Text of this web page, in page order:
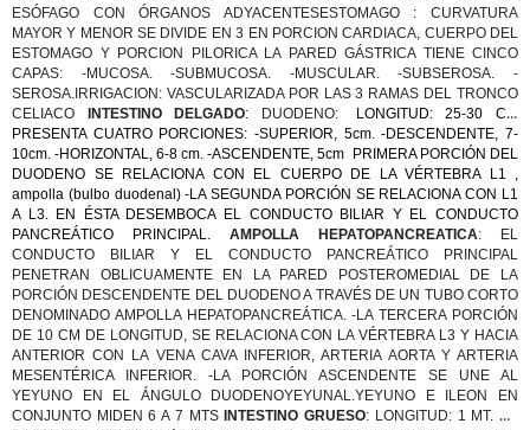
ESÓFAGO CON ÓRGANOS ADYACENTESESTOMAGO : CURVATURA
MAYOR Y MENOR SE DIVIDE EN 3 EN PORCION CARDIACA, CUERPO DEL
ESTOMAGO Y PORCION PILORICA LA PARED GÁSTRICA TIENE CINCO
CAPAS: -MUCOSA. -SUBMUCOSA. -MUSCULAR. -SUBSEROSA. -
SEROSA.IRRIGACION: VASCULARIZADA POR LAS 3 RAMAS DEL TRONCO
CELIACO
INTESTINO DELGADO: DUODENO: - LONGITUD: 25-30 CM
PRESENTA CUATRO PORCIONES: -SUPERIOR, 5cm. -DESCENDENTE, 7-
10cm. -HORIZONTAL, 6-8 cm. -ASCENDENTE, 5cm- PRIMERA PORCIÓN DEL
DUODENO SE RELACIONA CON EL CUERPO DE LA VÉRTEBRA L1 ,
ampolla (bulbo duodenal) -LA SEGUNDA PORCIÓN SE RELACIONA CON L1
A L3. EN ÉSTA DESEMBOCA EL CONDUCTO BILIAR Y EL CONDUCTO
PANCREÁTICO PRINCIPAL. AMPOLLA HEPATOPANCREATICA: EL
CONDUCTO BILIAR Y EL CONDUCTO PANCREÁTICO PRINCIPAL
PENETRAN OBLICUAMENTE EN LA PARED POSTEROMEDIAL DE LA
PORCIÓN DESCENDENTE DEL DUODENO A TRAVÉS DE UN TUBO CORTO
DENOMINADO AMPOLLA HEPATOPANCREÁTICA. -LA TERCERA PORCIÓN
DE 10 CM DE LONGITUD, SE RELACIONA CON LA VÉRTEBRA L3 Y HACIA
ANTERIOR CON LA VENA CAVA INFERIOR, ARTERIA AORTA Y ARTERIA
MESENTÉRICA INFERIOR. -LA PORCIÓN ASCENDENTE SE UNE AL
YEYUNO EN EL ÁNGULO DUODENOYEYUNAL.YEYUNO E ILEON EN
CONJUNTO MIDEN 6 A 7 MTS
INTESTINO GRUESO: LONGITUD: 1 MT. SE